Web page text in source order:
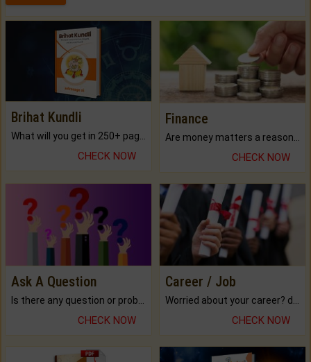
Brihat Kundli
CHECK NOW
Finance
CHECK NOW
Ask A Question
Is there any question or problem lingering.
CHECK NOW
Career / Job
Worried about your career? don't know what is.
CHECK NOW